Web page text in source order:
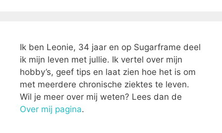
Ik ben Leonie, 34 jaar en op Sugarframe deel
ik mijn leven met jullie. Ik vertel over mijn
hobby’s, geef tips en laat zien hoe het is om
met meerdere chronische ziektes te leven.
Wil je meer over mij weten? Lees dan de
Over mij pagina.